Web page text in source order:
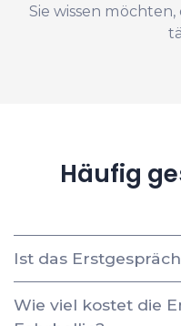
Sie wissen
Häufig
Ist das
Wie viel kostet die